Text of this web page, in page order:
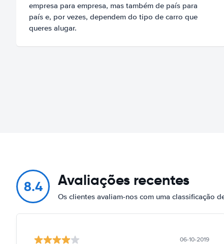
empresa para empresa, mas também de país para
país e, por vezes, dependem do tipo de carro que
queres alugar.
8.4 Avaliações recentes
Os clientes avaliam-nos com uma classificação
06-10-2019